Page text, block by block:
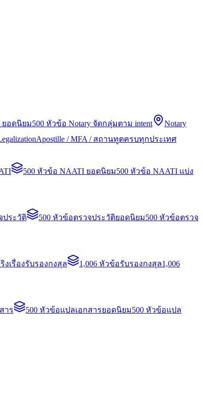
ยอดนิยม500 หัวข้อ Notary จัดกลุ่มตาม intent
Notary
Apostille / MFA / สถานทูตครบทุกประเทศ
500 หัวข้อ NAATI ยอดนิยม500 หัวข้อ NAATI แบ่ง
ประวัติ 500 หัวข้อตรวจประวัติยอดนิยม500 หัวข้อตรวจ
งเรื่องรับรองกงสุล 1,006 หัวข้อรับรองกงสุล1,006
าร 500 หัวข้อแปลเอกสารยอดนิยม500 หัวข้อแปล